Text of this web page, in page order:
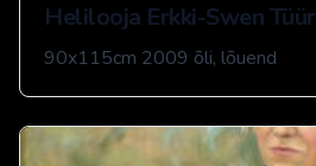
Helilooja Erkki-Swen Tüür
90x115cm 2009 õli, lõuend